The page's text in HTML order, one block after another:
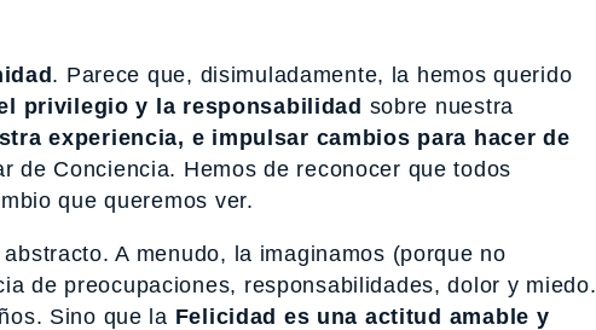
. Parece que, disimuladamente, la hemos querido
privilegio y la responsabilidad sobre nuestra
experiencia, e impulsar cambios para hacer de
de Conciencia. Hemos de reconocer que todos
que queremos ver.
A menudo, la imaginamos (porque no
de preocupaciones, responsabilidades, dolor y miedo.
Sino que la Felicidad es una actitud amable y